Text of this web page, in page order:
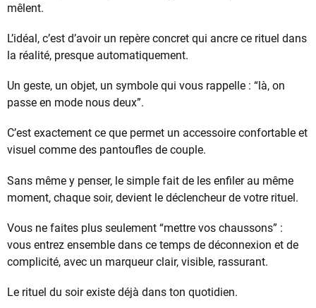
mêlent.
L’idéal, c’est d’avoir un repère concret qui ancre ce rituel dans
la réalité, presque automatiquement.
Un geste, un objet, un symbole qui vous rappelle : “là, on
passe en mode nous deux”.
C’est exactement ce que permet un accessoire confortable et
visuel comme des pantoufles de couple.
Sans même y penser, le simple fait de les enfiler au même
moment, chaque soir, devient le déclencheur de votre rituel.
Vous ne faites plus seulement “mettre vos chaussons” :
vous entrez ensemble dans ce temps de déconnexion et de
complicité, avec un marqueur clair, visible, rassurant.
Le rituel du soir existe déjà dans ton quotidien.